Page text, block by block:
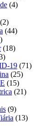
(4)
(2)
(44)
(18)
19 (71)
(25)
(15)
(21)
(9)
(13)